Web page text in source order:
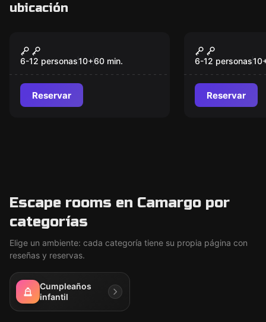
ubicación
Agentes Secretos
Kids
6-12 personas10+60 min.
Reservar
Piratas
6-12 personas10
Reservar
Escape rooms en Camargo por
categorías
Elige un ambiente: cada categoría tiene su propia página con
reseñas y reservas.
Cumpleaños
infantil